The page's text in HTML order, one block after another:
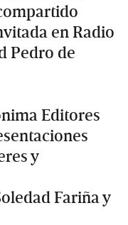
en Radio
Pedro de
Editores
y
Fariña y